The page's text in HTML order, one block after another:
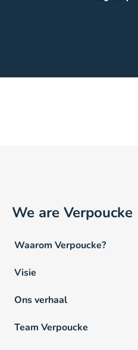
We are Verpoucke
Waarom Verpoucke?
Visie
Ons verhaal
Team Verpoucke